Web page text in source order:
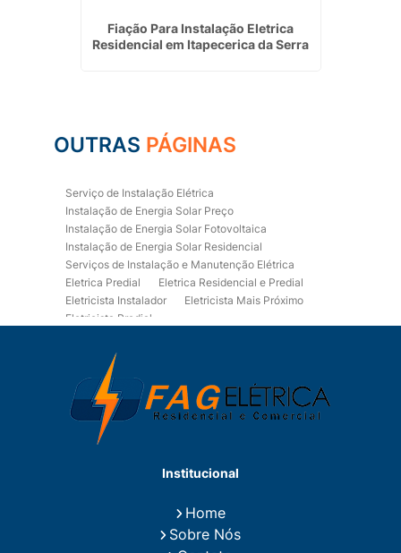
Fiação Para Instalação Eletrica
Residencial em Itapecerica da Serra
OUTRAS PÁGINAS
Serviço de Instalação Elétrica
Instalação de Energia Solar Preço
Instalação de Energia Solar Fotovoltaica
Instalação de Energia Solar Residencial
Serviços de Instalação e Manutenção Elétrica
Eletrica Predial
Eletrica Residencial e Predial
Eletricista Instalador
Eletricista Mais Próximo
Eletricista Predial
Eletricista Residencial
Eletricista Residencial E Predial
Eletricistas de Manutenção
Empresa de Instalações Elétricas
Empresa de Manutenção Eletrica
Empresa de Prestação de Serviços Eletricos
Fiação para Instalação Eletrica Residencial
Instalação de Energia Solar Residencial Preço
Instalação de Painel Solar
Institucional
Home
Sobre Nós